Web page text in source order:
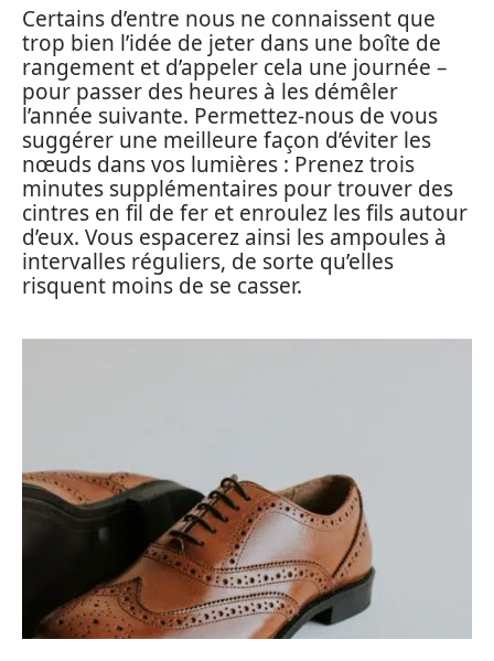
Certains d’entre nous ne connaissent que
trop bien l’idée de jeter dans une boîte de
rangement et d’appeler cela une journée –
pour passer des heures à les démêler
l’année suivante. Permettez-nous de vous
suggérer une meilleure façon d’éviter les
nœuds dans vos lumières : Prenez trois
minutes supplémentaires pour trouver des
cintres en fil de fer et enroulez les fils autour
d’eux. Vous espacerez ainsi les ampoules à
intervalles réguliers, de sorte qu’elles
risquent moins de se casser.